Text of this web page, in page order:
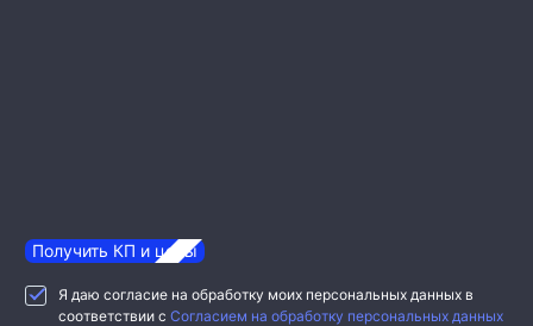
Получить КП и цены
Я даю согласие на обработку моих персональных данных в
соответствии с Согласием на обработку персональных данных